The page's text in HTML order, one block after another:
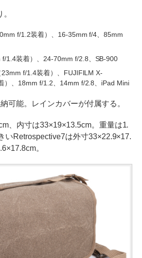
f/1.2装着）、16-35mm f/4、85mm
f/1.4装着）、24-70mm f/2.8、SB-900
f/1.4装着）、FUJIFILM X-
）、18mm f/1.2、14mm f/2.8、iPad Mini
可能。レインカバーが付属する。
、内寸は33×19×13.5cm。重量は1.
いRetrospective7は外寸33×22.9×17.
。